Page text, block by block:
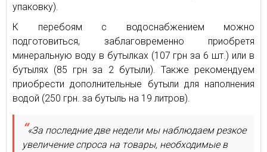
упаковку).
К перебоям с водоснабжением можно
подготовиться, заблаговременно приобретя
минеральную воду в бутылках (107 грн за 6 шт.) или в
бутылях (85 грн за 2 бутыли). Также рекомендуем
приобрести дополнительные бутыли для наполнения
водой (250 грн. за бутыль на 19 литров).
«За последние две недели мы наблюдаем резкое
увеличение спроса на товары, необходимые в